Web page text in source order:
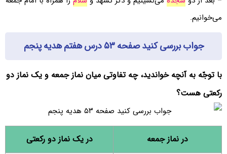
می‌خوانیم.
جواب بررسی کنید صفحه ۵۳ درس هفتم هدیه پنجم
با توجّه به آنچه خواندید، چه تفاوتی میان نماز جمعه و یک نماز دو
رکعتی هست؟
در نماز جمعه در یک نماز دو رکعتی